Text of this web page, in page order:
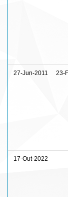
27-Jun-2011 23-
17-Out-2022